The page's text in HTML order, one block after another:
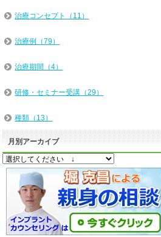
治療コンセプト（11）
治療例（79）
治療期間（4）
研修・セミナー受講（29）
種類（13）
月別アーカイブ